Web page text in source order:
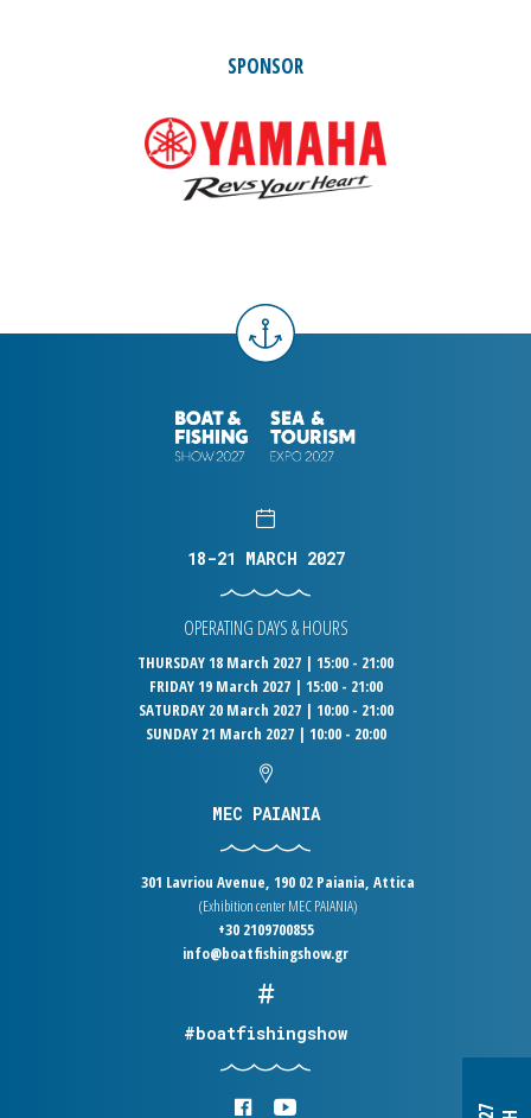
SPONSOR
18-21 MARCH 2027
OPERATING DAYS & HOURS
THURSDAY 18 March 2027 | 15:00 - 21:00
FRIDAY 19 March 2027 | 15:00 - 21:00
SATURDAY 20 March 2027 | 10:00 - 21:00
SUNDAY 21 March 2027 | 10:00 - 20:00
MEC PAIANIA
301 Lavriou Avenue, 190 02 Paiania, Attica
(Exhibition center MEC PAIANIA)
+30 2109700855
info@boatfishingshow.gr
#boatfishingshow